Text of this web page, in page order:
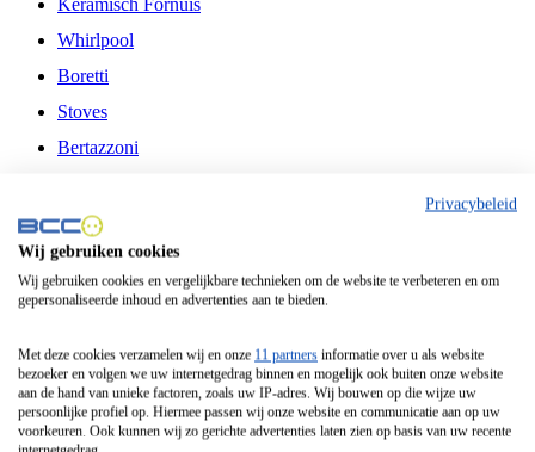
Keramisch Fornuis
Whirlpool
Boretti
Stoves
Bertazzoni
Fitelli
Airfryer
Frituurpan
Contactgrill
Broodbakmachine
Broodrooster
Privacybeleid
Wij gebruiken cookies
Wij gebruiken cookies en vergelijkbare technieken om de website te verbeteren en om
gepersonaliseerde inhoud en advertenties aan te bieden.
Met deze cookies verzamelen wij en onze 11 partners informatie over u als website
bezoeker en volgen we uw internetgedrag binnen en mogelijk ook buiten onze website
aan de hand van unieke factoren, zoals uw IP-adres. Wij bouwen op die wijze uw
persoonlijke profiel op. Hiermee passen wij onze website en communicatie aan op uw
voorkeuren. Ook kunnen wij zo gerichte advertenties laten zien op basis van uw recente